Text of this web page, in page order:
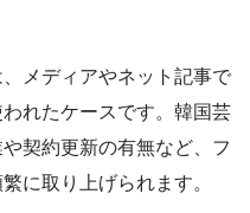
メディアやネット記事で
れたケースです。韓国芸
契約更新の有無など、フ
に取り上げられます。